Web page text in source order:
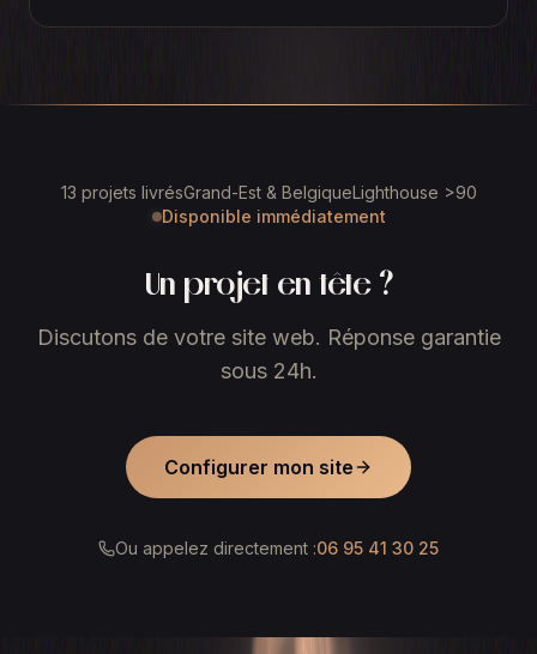
13 projets livrésGrand-Est & BelgiqueLighthouse >90
Disponible immédiatement
Un projet en tête ?
Discutons de votre site web. Réponse garantie
sous 24h.
Configurer mon site
Ou appelez directement :06 95 41 30 25